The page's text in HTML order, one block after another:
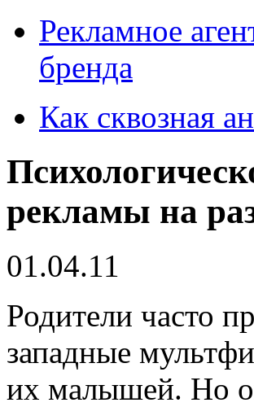
Рекламное
бренда
Как сквозная
рекламы на
01.04.11
Родители часто
западные
их малышей. Но